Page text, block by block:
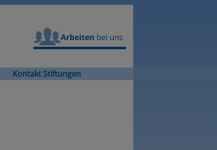
Arbeiten bei uns
Kontakt Stiftungen